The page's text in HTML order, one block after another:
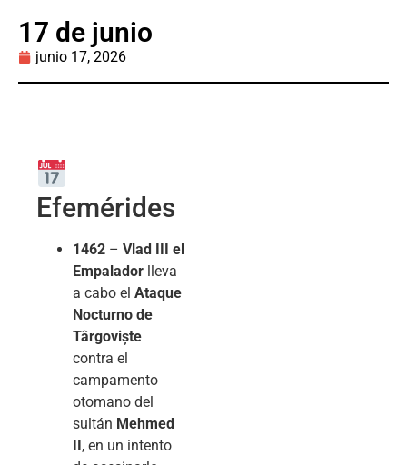
17 de junio
junio 17, 2026
Efemérides
1462 – Vlad III el
Empalador lleva
a cabo el Ataque
Nocturno de
Târgoviște
contra el
campamento
otomano del
sultán Mehmed
II, en un intento